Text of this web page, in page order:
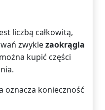
liczbą całkowitą,
zwyklezaokrągla
kupić części
oznacza konieczność